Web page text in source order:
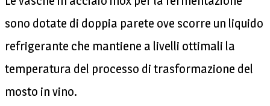
sono dotate di doppia parete ove scorre un liquido
refrigerante che mantiene a livelli ottimali la
temperatura del processo di trasformazione del
mosto in vino.